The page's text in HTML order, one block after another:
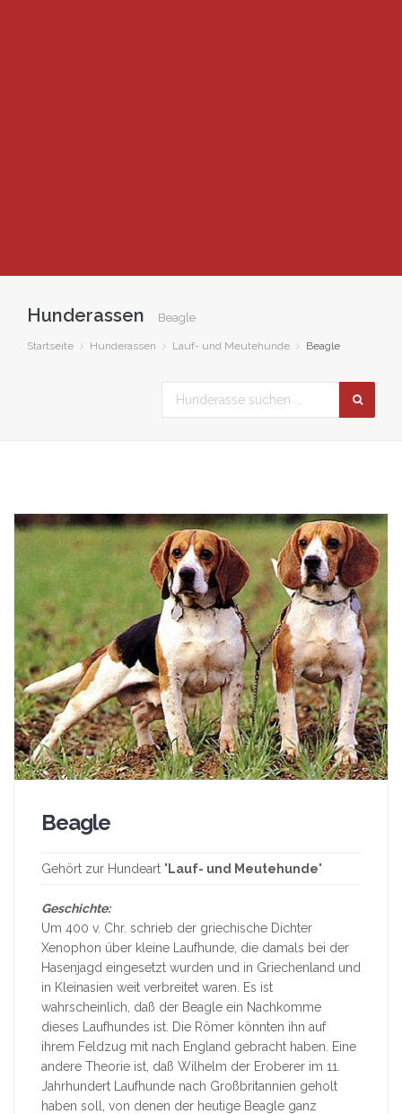
Hunderassen Beagle
Startseite Hunderassen Lauf- und Meutehunde Beagle
Beagle
Gehört zur Hundeart " Lauf- und Meutehunde"
Geschichte:
Um 400 v. Chr. schrieb der griechische Dichter
Xenophon über kleine Laufhunde, die damals bei der
Hasenjagd eingesetzt wurden und in Griechenland und
in Kleinasien weit verbreitet waren. Es ist
wahrscheinlich, daß der Beagle ein Nachkomme
dieses Laufhundes ist. Die Römer könnten ihn auf
ihrem Feldzug mit nach England gebracht haben. Eine
andere Theorie ist, daß Wilhelm der Eroberer im 11.
Jahrhundert Laufhunde nach Großbritannien geholt
haben soll, von denen der heutige Beagle ganz